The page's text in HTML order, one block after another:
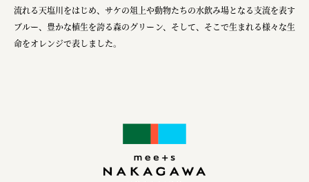
お茶と酒たすき
野村不動産ビルディング株式会社
株式会社 京都産業振興センター
旭酒造株式会社
流れる天塩川をはじめ、サケの俎上や動物たちの水飲み場となる支流を表す
ブルー、豊かな植生を誇る森のグリーン、そして、そこで生まれる様々な生
命をオレンジで表しました。